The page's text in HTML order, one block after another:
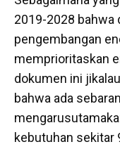
2019-2028 bahwa
pengembangan
memprioritaskan
dokumen ini
bahwa ada
kebutuhan sekitar